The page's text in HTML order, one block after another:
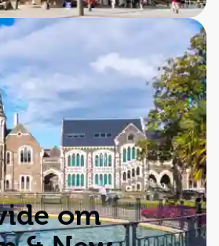
Under til nogle af verdens
om